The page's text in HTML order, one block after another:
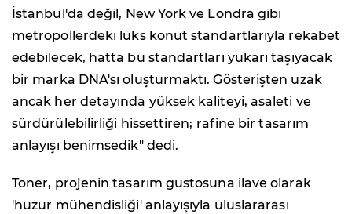
İstanbul'da değil, New York ve Londra gibi
metropollerdeki lüks konut standartlarıyla rekabet
edebilecek, hatta bu standartları yukarı taşıyacak
bir marka DNA'sı oluşturmaktı. Gösterişten uzak
ancak her detayında yüksek kaliteyi, asaleti ve
sürdürülebilirliği hissettiren; rafine bir tasarım
anlayışı benimsedik" dedi.
Toner, projenin tasarım gustosuna ilave olarak
'huzur mühendisliği' anlayışıyla uluslararası